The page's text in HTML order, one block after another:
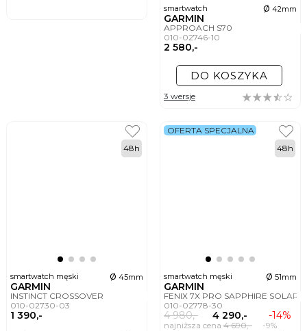
smartwatch ø 42mm
GARMIN
APPROACH S70
010-02746-10
2 580,-
DO KOSZYKA
3 wersje
smartwatch męski ø 45mm
GARMIN
INSTINCT CROSSOVER
010-02730-03
1 390,-
48h
smartwatch męski ø 51mm
GARMIN
FENIX 7X PRO SAPPHIRE SOLAR
010-02778-30
4 980,- 4 290,- -14%
najniższa cena 4 690,- -9%
OFERTA SPECJALNA
48h